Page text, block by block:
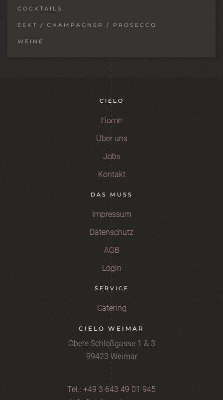
COCKTAILS
SEKT / CHAMPAGNER / PROSECCO
WEINE
CIELO
Home
Über uns
Jobs
Kontakt
DAS MUSS
Impressum
Datenschutz
AGB
Login
SERVICE
Catering
CIELO WEIMAR
Obere Schloßgasse 1 & 3
99423 Weimar
Tel.: +49 3 643 49 01 945